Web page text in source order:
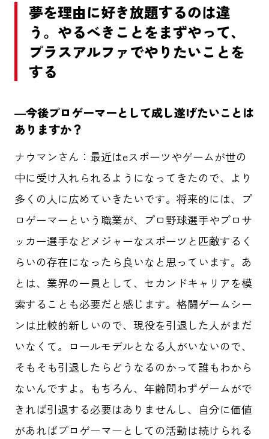
夢を理由に好き放題するのは違
う。やるべきことをまずやって、
プラスアルファでやりたいことを
する
―今後プロゲーマーとして成し遂げたいことは
ありますか？
ナウマンさん：最近はeスポーツやゲームが世の
中に受け入れられるようになってきたので、より
多くの人に広めていきたいです。将来的には、プ
ロゲーマーという職業が、プロ野球選手やプロサ
ッカー選手などメジャーなスポーツと匹敵するく
らいの存在になったら良いなと思っています。あ
とは、業界の一員として、セカンドキャリアを模
索することも必要だと感じます。格闘ゲームシー
ンは比較的新しいので、現役を引退した人がまだ
いなくて。ロールモデルとなる人がいないので、
そもそも引退したらどうなるのかって誰もわから
ないんですよ。もちろん、年齢問わずゲームがで
きれば引退する必要はありませんし、自分に価値
があればプロゲーマーとしての活動は続けられる